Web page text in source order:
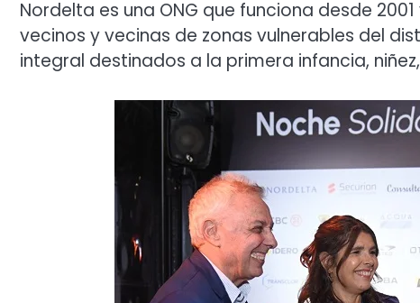
Nordelta es una ONG que funciona desde
vecinos y vecinas de zonas vulnerables del
integral destinados a la primera infancia,